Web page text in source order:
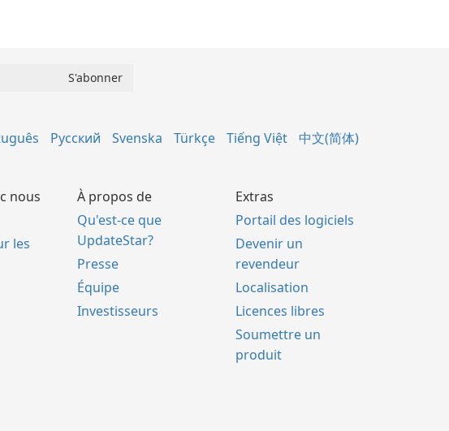
Русский Svenska Türkçe Tiếng Việt
中文(简体)
nous
les
À propos de
Qu'est-ce que
UpdateStar?
Presse
Équipe
Investisseurs
Extras
Portail des logiciels
Devenir un
revendeur
Localisation
Licences libres
Soumettre un
produit